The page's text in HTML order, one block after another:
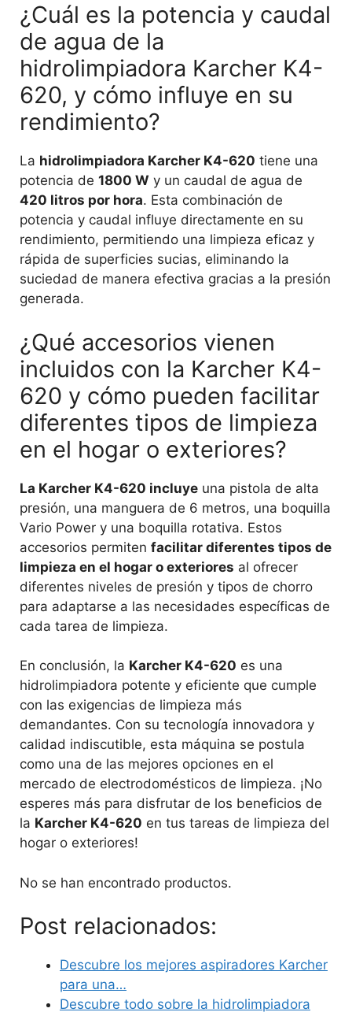
¿Cuál es la potencia y caudal
de agua de la
hidrolimpiadora Karcher K4-
620, y cómo influye en su
rendimiento?
La hidrolimpiadora Karcher K4-620 tiene una
potencia de 1800 W y un caudal de agua de
420 litros por hora. Esta combinación de
potencia y caudal influye directamente en su
rendimiento, permitiendo una limpieza eficaz y
rápida de superficies sucias, eliminando la
suciedad de manera efectiva gracias a la presión
generada.
¿Qué accesorios vienen
incluidos con la Karcher K4-
620 y cómo pueden facilitar
diferentes tipos de limpieza
en el hogar o exteriores?
La Karcher K4-620 incluye una pistola de alta
presión, una manguera de 6 metros, una boquilla
Vario Power y una boquilla rotativa. Estos
accesorios permiten facilitar diferentes tipos de
limpieza en el hogar o exteriores al ofrecer
diferentes niveles de presión y tipos de chorro
para adaptarse a las necesidades específicas de
cada tarea de limpieza.
En conclusión, la Karcher K4-620 es una
hidrolimpiadora potente y eficiente que cumple
con las exigencias de limpieza más
demandantes. Con su tecnología innovadora y
calidad indiscutible, esta máquina se postula
como una de las mejores opciones en el
mercado de electrodomésticos de limpieza. ¡No
esperes más para disfrutar de los beneficios de
la Karcher K4-620 en tus tareas de limpieza del
hogar o exteriores!
No se han encontrado productos.
Post relacionados:
Descubre los mejores aspiradores Karcher
para una…
Descubre todo sobre la hidrolimpiadora